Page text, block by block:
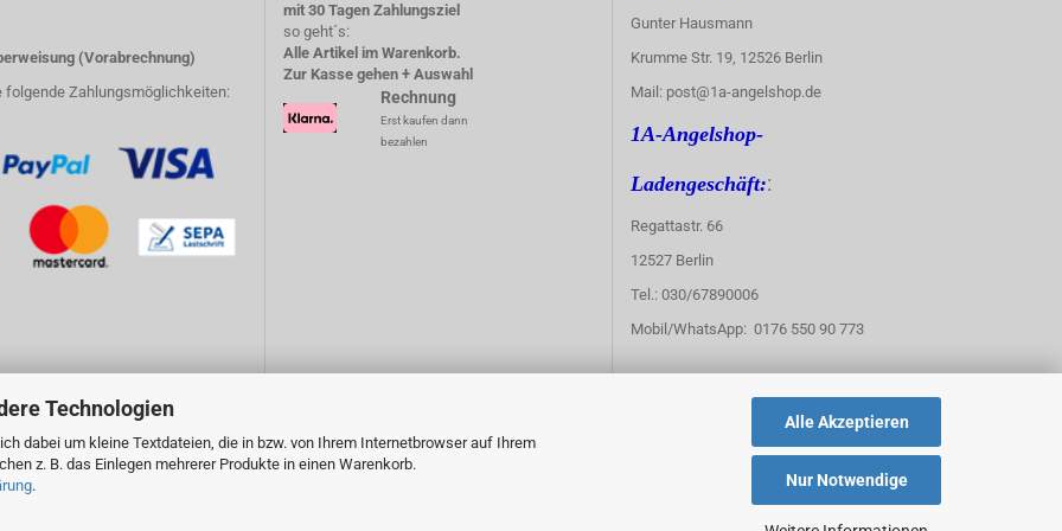
Technologien
dabei um kleine Textdateien, die in bzw. von Ihrem Internetbrowser auf Ihrem
z. B. das Einlegen mehrerer Produkte in einen Warenkorb.
.
Alle Akzeptieren
Nur Notwendige
(Vorabrechnung)
folgende Zahlungsmöglichkeiten:
mit 30 Tagen Zahlungsziel
so geht´s:
Alle Artikel im Warenkorb.
Zur Kasse gehen + Auswahl
Rechnung
Erst kaufen dann
bezahlen
Gunter Hausmann
Krumme Str. 19, 12526 Berlin
Mail: post@1a-angelshop.de
1A-Angelshop-
Ladengeschäft::
Regattastr. 66
12527 Berlin
Tel.: 030/67890006
Mobil/WhatsApp: 0176 550 90 773